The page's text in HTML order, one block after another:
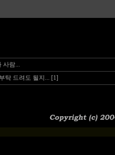
사람...
탁 드려도 될지... [1]